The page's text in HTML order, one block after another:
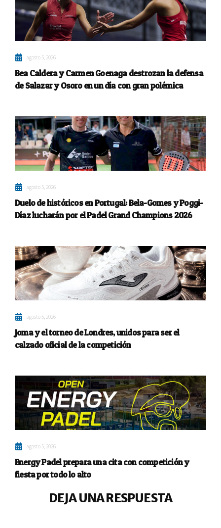
agosto 5, 2026
Bea Caldera y Carmen Goenaga destrozan la defensa
de Salazar y Osoro en un día con gran polémica
agosto 5, 2026
Duelo de históricos en Portugal: Bela-Gomes y Poggi-
Díaz lucharán por el Padel Grand Champions 2026
agosto 5, 2026
Joma y el torneo de Londres, unidos para ser el
calzado oficial de la competición
agosto 5, 2026
Energy Padel prepara una cita con competición y
fiesta por todo lo alto
DEJA UNA RESPUESTA